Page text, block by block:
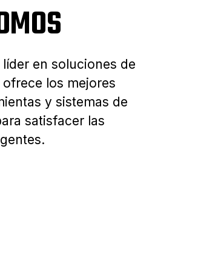
en soluciones de
los mejores
y sistemas de
satisfacer las